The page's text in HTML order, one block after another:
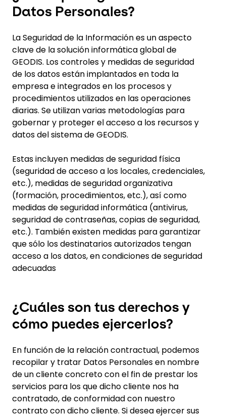
Datos Personales?
La Seguridad de la Información es un aspecto
clave de la solución informática global de
GEODIS. Los controles y medidas de seguridad
de los datos están implantados en toda la
empresa e integrados en los procesos y
procedimientos utilizados en las operaciones
diarias. Se utilizan varias metodologías para
gobernar y proteger el acceso a los recursos y
datos del sistema de GEODIS.
Estas incluyen medidas de seguridad física
(seguridad de acceso a los locales, credenciales,
etc.), medidas de seguridad organizativa
(formación, procedimientos, etc.), así como
medidas de seguridad informática (antivirus,
seguridad de contraseñas, copias de seguridad,
etc.). También existen medidas para garantizar
que sólo los destinatarios autorizados tengan
acceso a los datos, en condiciones de seguridad
adecuadas
¿Cuáles son tus derechos y
cómo puedes ejercerlos?
En función de la relación contractual, podemos
recopilar y tratar Datos Personales en nombre
de un cliente concreto con el fin de prestar los
servicios para los que dicho cliente nos ha
contratado, de conformidad con nuestro
contrato con dicho cliente. Si desea ejercer sus